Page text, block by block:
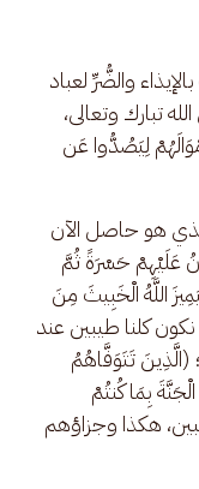
والضُّرِّ لعباد
تبارك وتعالى،
لِيَصُدُّوا عَن
هو حاصل الآن
عَلَيْهِمْ حَسْرَةً ثُمَّ
اللَّهُ الْخَبِيثَ مِنَ
كلنا طيبين عند
(الَّذِينَ تَتَوَفَّاهُمُ
بِمَا كُنتُمْ
هكذا وجزاؤهم